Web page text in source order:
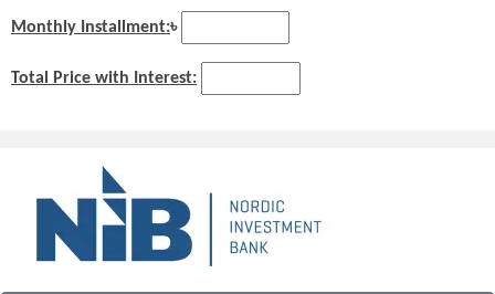
Monthly Installment:৳
Total Price with Interest: